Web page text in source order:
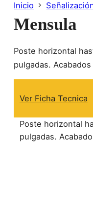
Inicio
Mensula
Poste horizontal
pulgadas.
Ver Ficha Tecnica
Poste horizontal
pulgadas.